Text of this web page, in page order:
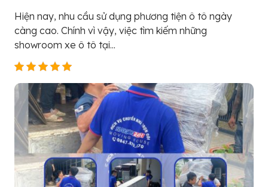
Hiện nay, nhu cầu sử dụng phương tiện ô tô ngày
càng cao. Chính vì vậy, việc tìm kiếm những
showroom xe ô tô tại...